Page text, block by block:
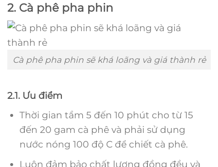
2. Cà phê pha phin
Cà phê pha phin sẽ khá loãng và giá thành rẻ
2.1. Ưu điểm
Thời gian tầm 5 đến 10 phút cho từ 15
đến 20 gam cà phê và phải sử dụng
nước nóng 100 độ C để chiết cà phê.
Luôn đảm bảo chất lượng đồng đều và